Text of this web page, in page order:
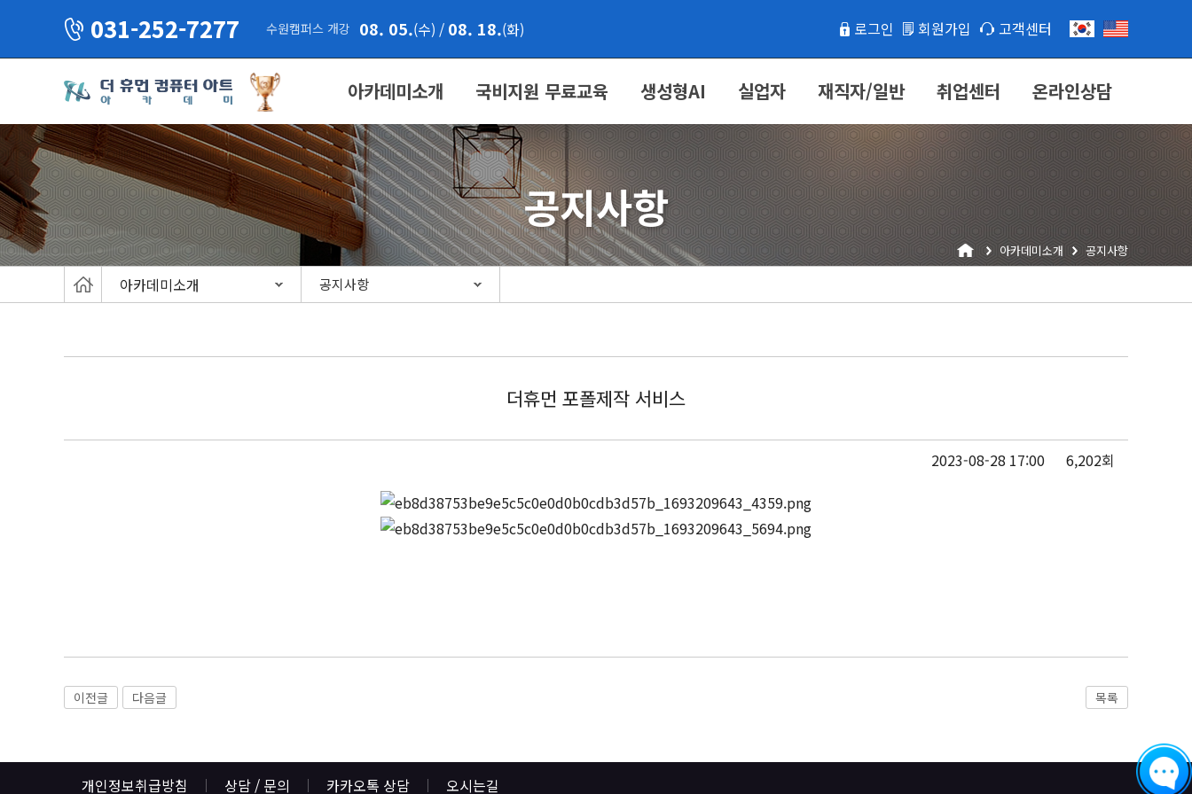
031-252-7277 수원캠퍼스 개강 08. 05.(수) / 08. 18.(화) 로그인 회원가입 고객센터
아카데미소개 국비지원 무료교육 생성형AI 실업자 재직자/일반 취업센터 온라인상담
공지사항
아카데미소개 공지사항
아카데미소개 공지사항
더휴먼 포폴제작 서비스
2023-08-28 17:00 6,202회
이전글 다음글 목록
개인정보취급방침 상담 / 문의 카카오톡 상담 오시는길